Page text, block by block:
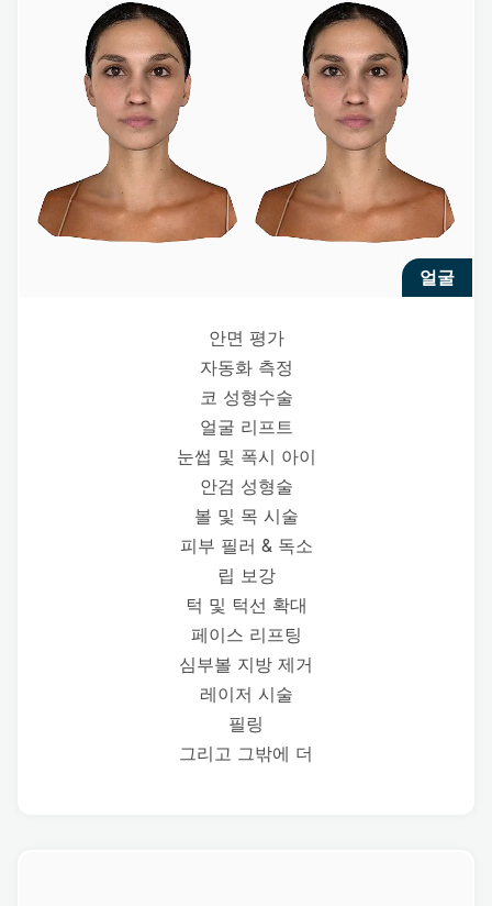
얼굴
안면 평가
자동화 측정
코 성형수술
얼굴 리프트
눈썹 및 폭시 아이
안검 성형술
볼 및 목 시술
피부 필러 & 독소
립 보강
턱 및 턱선 확대
페이스 리프팅
심부볼 지방 제거
레이저 시술
필링
그리고 그밖에 더